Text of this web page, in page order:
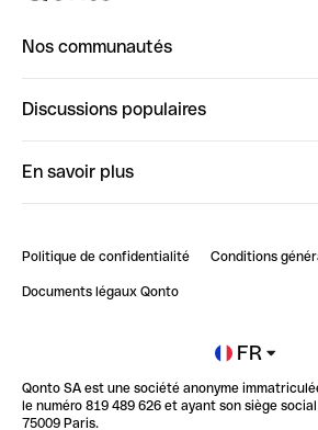
Nos communautés
ClubQonto
Discussions populaires
Impact de l'IA sur les carrières/
En savoir plus
Blog
Newsroom
Glossaire finance
Politique de confidentialité Conditions
Documents légaux Qonto
FR
Qonto SA est une société anonyme
le numéro 819 489 626 et ayant son siège
75009 Paris.